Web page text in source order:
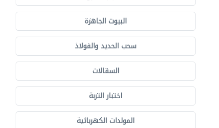
البيوت الجاهزة
سحب الحديد والفولاذ
السقالات
اختبار التربة
المولدات الكهربائية